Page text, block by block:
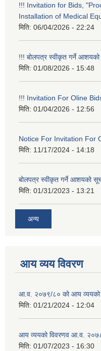
!!! Invitation for Bids,
Installation of Medical
मिति: 06/04/2026 - 22:24
!!! बोलपत्र स्वीकृत गर्ने
मिति: 01/08/2026 - 15:48
!!! Invitation For Oline
मिति: 01/04/2026 - 12:56
Notice For Invitation For
मिति: 11/17/2024 - 14:18
बोलपत्र स्वीकृत गर्ने आशयको
मिति: 01/31/2023 - 13:21
अन्य
आय व्यय विवरण
आ.व. २०७९/८० को आय व्ययको
मिति: 01/21/2024 - 12:04
आय व्ययको विवरणव आ.व.
मिति: 01/07/2023 - 16:30